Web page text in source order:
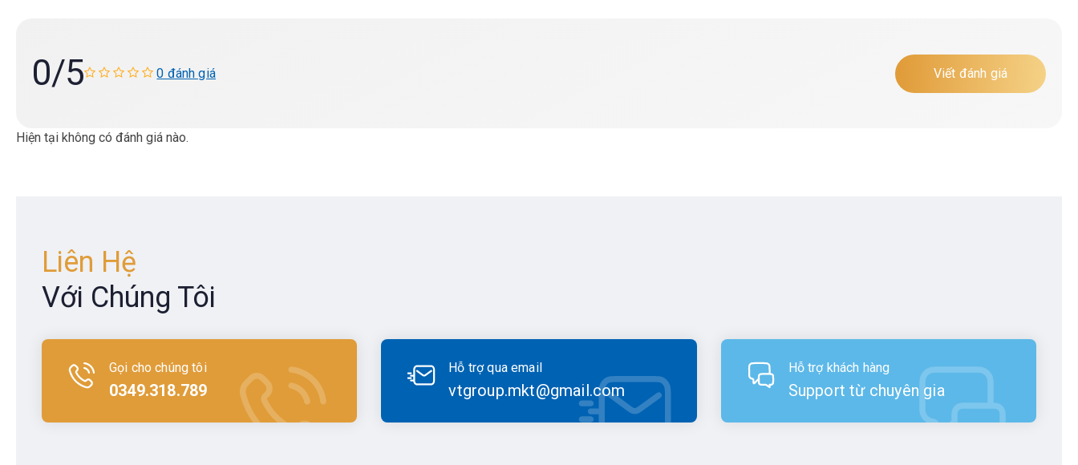
0/5 0 đánh giá Viết đánh giá
Hiện tại không có đánh giá nào.
Liên Hệ
Với Chúng Tôi
Gọi cho chúng tôi
0349.318.789
Hỗ trợ qua email
vtgroup.mkt@gmail.com
Hỗ trợ khách hàng
Support từ chuyên gia